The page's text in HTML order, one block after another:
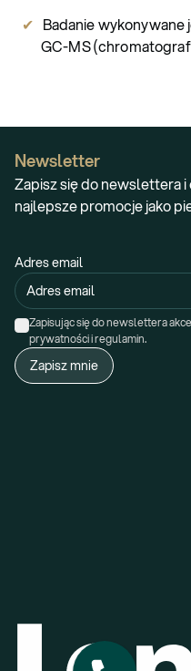
Badanie
GC-MS
Newsletter
Zapisz się do newslettera
najlepsze promocje jako
Adres email
Zapisując się do newslettera
prywatności i regulamin.
Zapisz mnie